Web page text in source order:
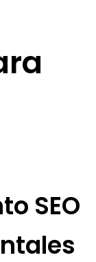
SEO